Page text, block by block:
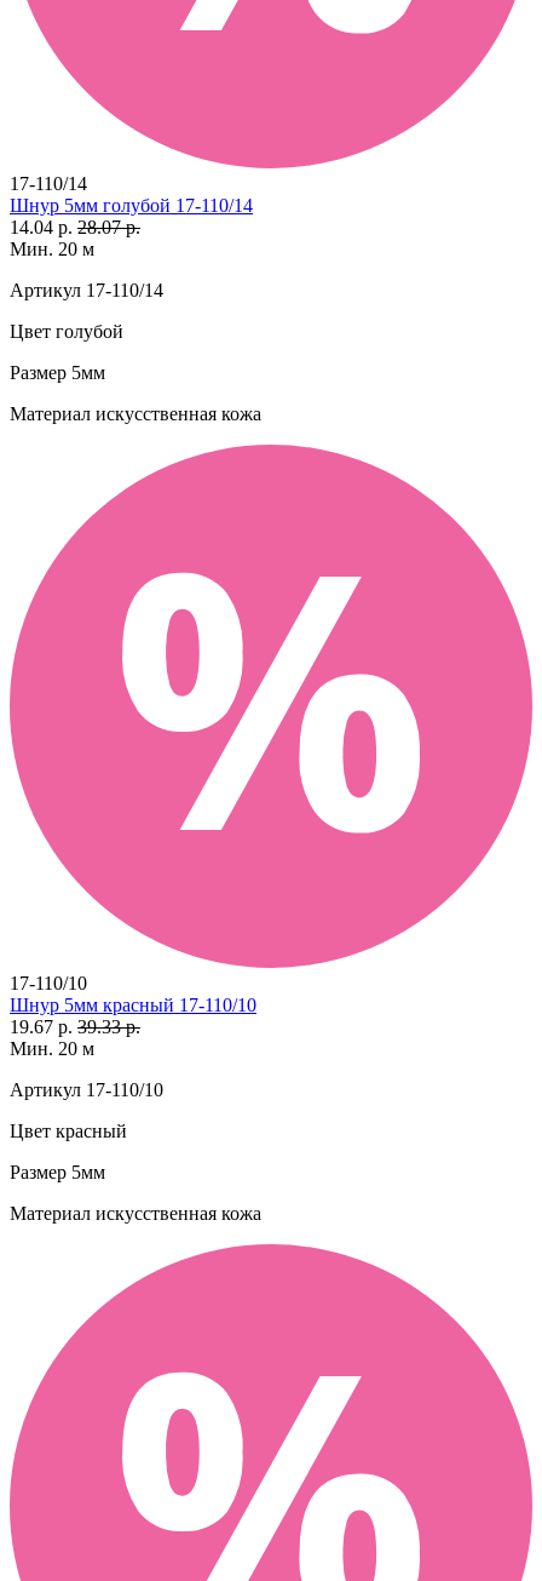
17-110/14
Шнур 5мм голубой 17-110/14
14.04 р. 28.07 р.
Мин. 20 м
Артикул 17-110/14
Цвет голубой
Размер 5мм
Материал искусственная кожа
17-110/10
Шнур 5мм красный 17-110/10
19.67 р. 39.33 р.
Мин. 20 м
Артикул 17-110/10
Цвет красный
Размер 5мм
Материал искусственная кожа